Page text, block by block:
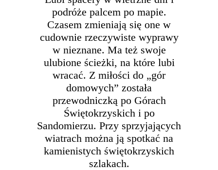
podróże palcem po mapie.
Czasem zmieniają się one w
cudownie rzeczywiste wyprawy
w nieznane. Ma też swoje
ulubione ścieżki, na które lubi
wracać. Z miłości do „gór
domowych” została
przewodniczką po Górach
Świętokrzyskich i po
Sandomierzu. Przy sprzyjających
wiatrach można ją spotkać na
kamienistych świętokrzyskich
szlakach.